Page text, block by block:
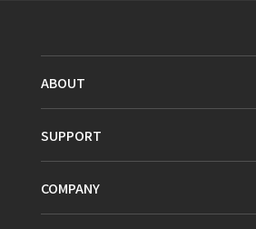
ABOUT
SUPPORT
COMPANY